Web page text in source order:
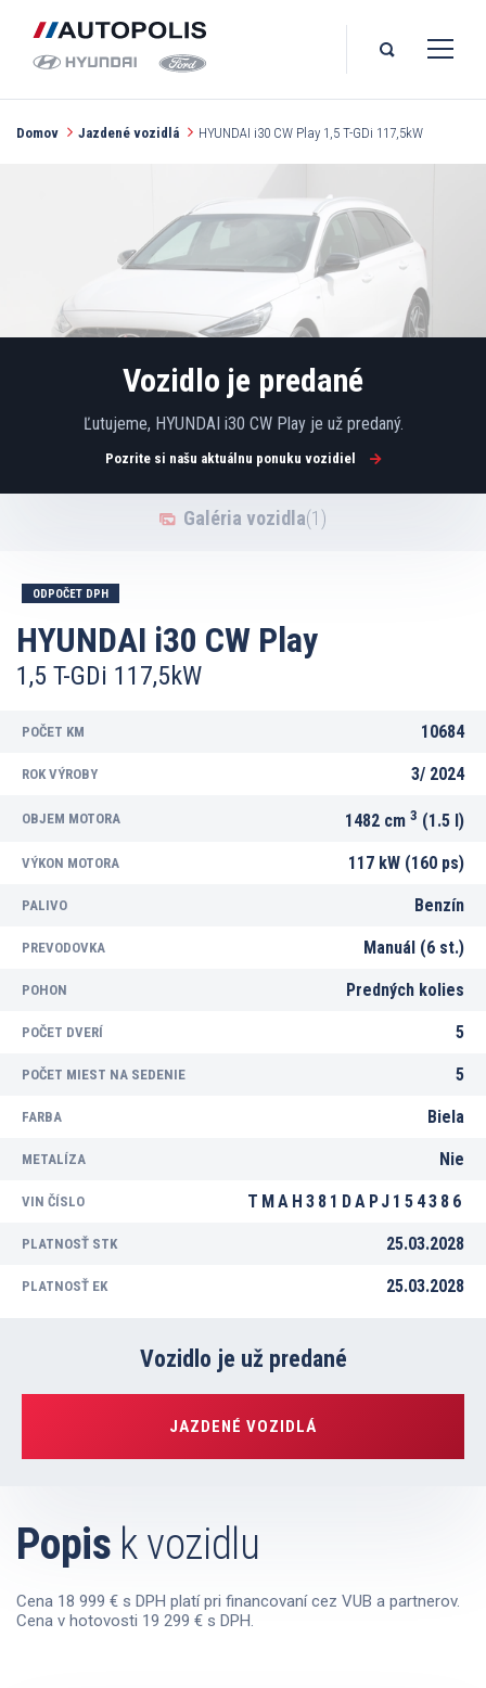
Domov Jazdené vozidlá HYUNDAI i30 CW Play 1,5 T-GDi 117,5kW
Vozidlo je predané
Ľutujeme, HYUNDAI i30 CW Play je už predaný.
Pozrite si našu aktuálnu ponuku vozidiel
Galéria vozidla(1)
ODPOČET DPH
HYUNDAI i30 CW Play
1,5 T-GDi 117,5kW
POČET KM 10684
ROK VÝROBY 3/ 2024
OBJEM MOTORA 1482 cm 3 (1.5 l)
VÝKON MOTORA 117 kW (160 ps)
PALIVO Benzín
PREVODOVKA Manuál (6 st.)
POHON Predných kolies
POČET DVERÍ 5
POČET MIEST NA SEDENIE 5
FARBA Biela
METALÍZA Nie
VIN ČÍSLO TMAH381DAPJ154386
PLATNOSŤ STK 25.03.2028
PLATNOSŤ EK 25.03.2028
Vozidlo je už predané
JAZDENÉ VOZIDLÁ
Popis k vozidlu
Cena 18 999 € s DPH platí pri financovaní cez VUB a partnerov.
Cena v hotovosti 19 299 € s DPH.